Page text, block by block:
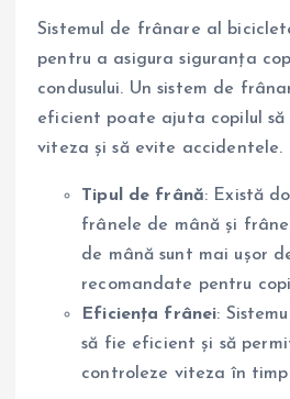
Sistemul de frânare al
pentru a asigura siguranța
condusului. Un sistem de
eficient poate ajuta copilul să
viteza și să evite accidentele.
Tipul de frână: Există
frânele de mână și
de mână sunt mai ușor
recomandate pentru
Eficiența frânei:
să fie eficient și să
controleze viteza în